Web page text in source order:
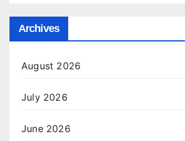
Archives
August 2026
July 2026
June 2026